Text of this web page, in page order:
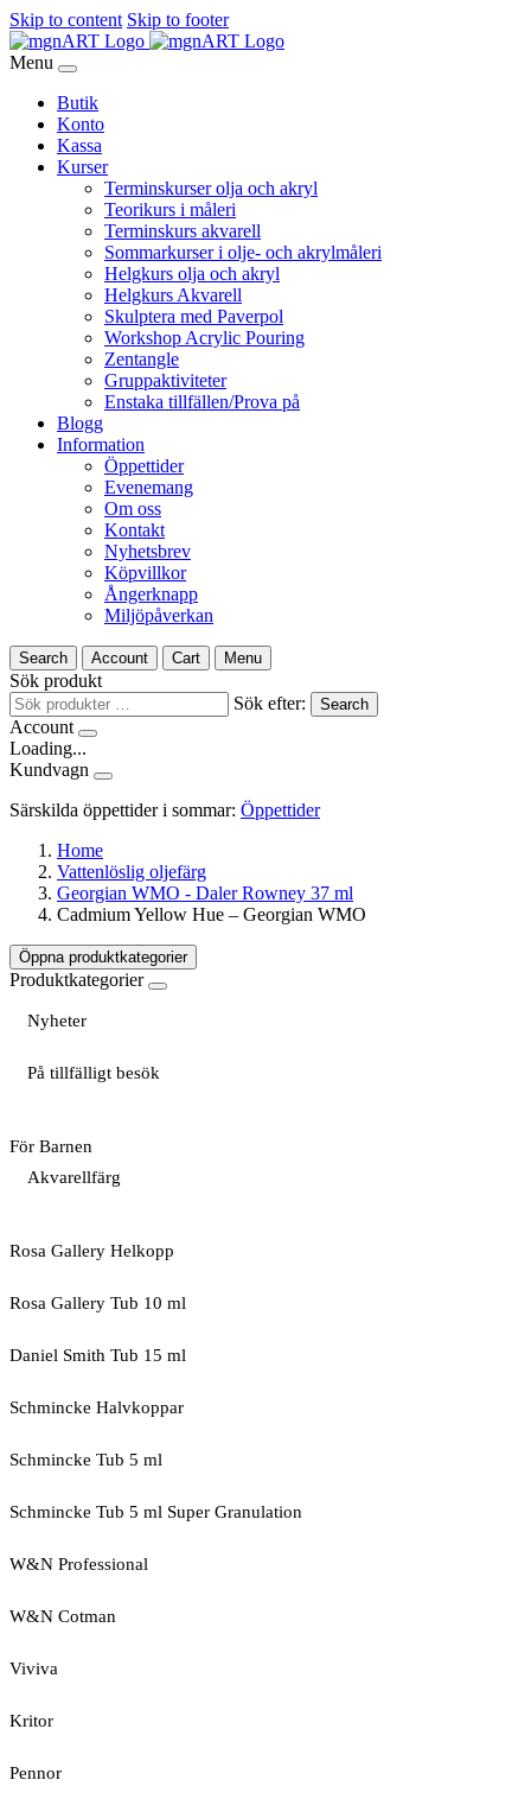
Skip to content Skip to footer
Menu
Butik
Konto
Kassa
Kurser
Terminskurser olja och akryl
Teorikurs i måleri
Terminskurs akvarell
Sommarkurser i olje- och akrylmåleri
Helgkurs olja och akryl
Helgkurs Akvarell
Skulptera med Paverpol
Workshop Acrylic Pouring
Zentangle
Gruppaktiviteter
Enstaka tillfällen/Prova på
Blogg
Information
Öppettider
Evenemang
Om oss
Kontakt
Nyhetsbrev
Köpvillkor
Ångerknapp
Miljöpåverkan
Search Account Cart Menu
Sök produkt
Sök efter:
Search
Account
Loading...
Kundvagn
Särskilda öppettider i sommar: Öppettider
Home
Vattenlöslig oljefärg
Georgian WMO - Daler Rowney 37 ml
Cadmium Yellow Hue – Georgian WMO
Öppna produktkategorier
Produktkategorier
Nyheter
På tillfälligt besök
För Barnen
Akvarellfärg
Rosa Gallery Helkopp
Rosa Gallery Tub 10 ml
Daniel Smith Tub 15 ml
Schmincke Halvkoppar
Schmincke Tub 5 ml
Schmincke Tub 5 ml Super Granulation
W&N Professional
W&N Cotman
Viviva
Kritor
Pennor